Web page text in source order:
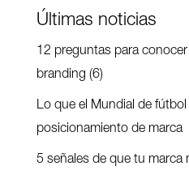
Últimas noticias
12 preguntas para
branding (6)
Lo que el Mundial de
posicionamiento de marca
5 señales de que tu marca